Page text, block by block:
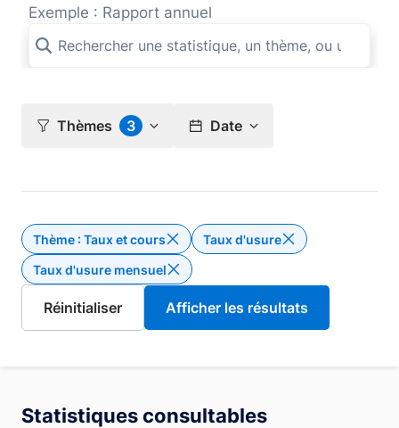
Exemple : Rapport annuel
Thèmes 3 Date
Thème : Taux et coursSupprimer le filtre Thème : Taux
Taux d'usure
Taux d'usure mensuel
Statistiques consultables